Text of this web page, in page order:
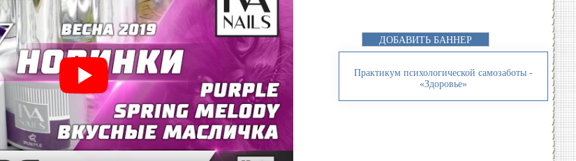
ДОБАВИТЬ БАННЕР
Практикум психологической самозаботы -
«Здоровье»